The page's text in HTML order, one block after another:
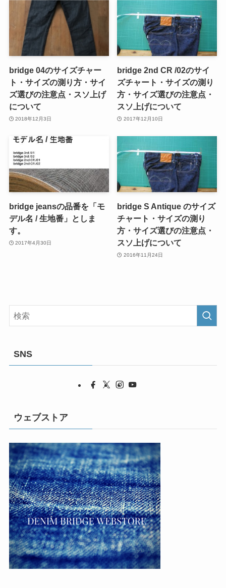
bridge 04のサイズチャー
ト・サイズの測り方・サイ
ズ選びの注意点・スソ上げ
について
2018年12月3日
bridge 2nd CR /02のサイ
ズチャート・サイズの測り
方・サイズ選びの注意点・
スソ上げについて
2017年12月10日
bridge jeansの品番を「モ
デル名 / 生地番」としま
す。
2017年4月30日
bridge S Antique のサイズ
チャート・サイズの測り
方・サイズ選びの注意点・
スソ上げについて
2016年11月24日
SNS
ウェブストア